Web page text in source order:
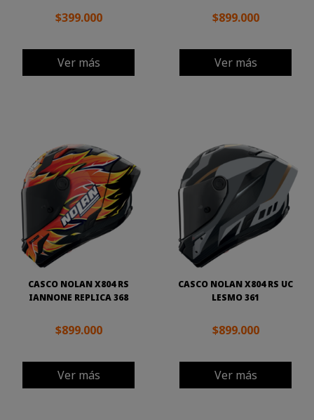
$399.000
Ver más
$899.000
Ver más
CASCO NOLAN X804 RS
IANNONE REPLICA 368
$899.000
Ver más
CASCO NOLAN X804 RS UC
LESMO 361
$899.000
Ver más